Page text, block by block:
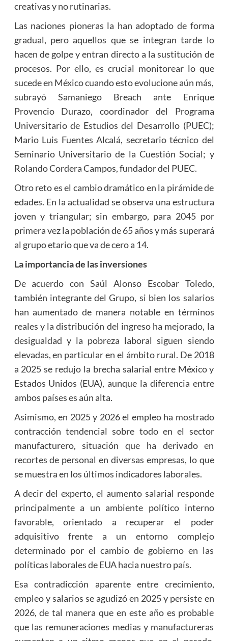
creativas y no rutinarias.
Las naciones pioneras la han adoptado de forma
gradual, pero aquellos que se integran tarde lo
hacen de golpe y entran directo a la sustitución de
procesos. Por ello, es crucial monitorear lo que
sucede en México cuando esto evolucione aún más,
subrayó Samaniego Breach ante Enrique
Provencio Durazo, coordinador del Programa
Universitario de Estudios del Desarrollo (PUEC);
Mario Luis Fuentes Alcalá, secretario técnico del
Seminario Universitario de la Cuestión Social; y
Rolando Cordera Campos, fundador del PUEC.
Otro reto es el cambio dramático en la pirámide de
edades. En la actualidad se observa una estructura
joven y triangular; sin embargo, para 2045 por
primera vez la población de 65 años y más superará
al grupo etario que va de cero a 14.
La importancia de las inversiones
De acuerdo con Saúl Alonso Escobar Toledo,
también integrante del Grupo, si bien los salarios
han aumentado de manera notable en términos
reales y la distribución del ingreso ha mejorado, la
desigualdad y la pobreza laboral siguen siendo
elevadas, en particular en el ámbito rural. De 2018
a 2025 se redujo la brecha salarial entre México y
Estados Unidos (EUA), aunque la diferencia entre
ambos países es aún alta.
Asimismo, en 2025 y 2026 el empleo ha mostrado
contracción tendencial sobre todo en el sector
manufacturero, situación que ha derivado en
recortes de personal en diversas empresas, lo que
se muestra en los últimos indicadores laborales.
A decir del experto, el aumento salarial responde
principalmente a un ambiente político interno
favorable, orientado a recuperar el poder
adquisitivo frente a un entorno complejo
determinado por el cambio de gobierno en las
políticas laborales de EUA hacia nuestro país.
Esa contradicción aparente entre crecimiento,
empleo y salarios se agudizó en 2025 y persiste en
2026, de tal manera que en este año es probable
que las remuneraciones medias y manufactureras